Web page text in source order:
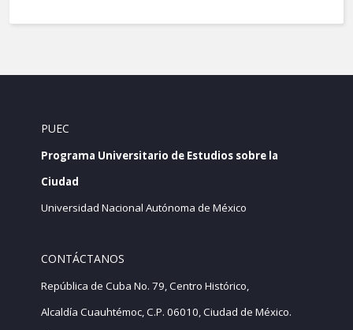
PUEC
Programa Universitario de Estudios sobre la
Ciudad
Universidad Nacional Autónoma de México
CONTÁCTANOS
República de Cuba No. 79, Centro Histórico,
Alcaldía Cuauhtémoc, C.P. 06010, Ciudad de México.